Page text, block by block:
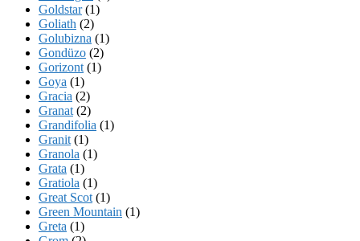
Goldstar(1)
Goliath (2)
Golubizna (1)
Gondüzo (2)
Gorizont (1)
Goya (1)
Gracia (2)
Granat (2)
Grandifolia (1)
Granit (1)
Granola (1)
Grata (1)
Gratiola (1)
Great Scot (1)
Green Mountain (1)
Greta (1)